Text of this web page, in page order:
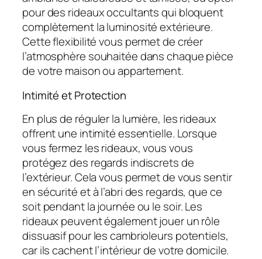
pour des rideaux occultants qui bloquent
complètement la luminosité extérieure.
Cette flexibilité vous permet de créer
l’atmosphère souhaitée dans chaque pièce
de votre maison ou appartement.
Intimité et Protection
En plus de réguler la lumière, les rideaux
offrent une intimité essentielle. Lorsque
vous fermez les rideaux, vous vous
protégez des regards indiscrets de
l’extérieur. Cela vous permet de vous sentir
en sécurité et à l’abri des regards, que ce
soit pendant la journée ou le soir. Les
rideaux peuvent également jouer un rôle
dissuasif pour les cambrioleurs potentiels,
car ils cachent l’intérieur de votre domicile.